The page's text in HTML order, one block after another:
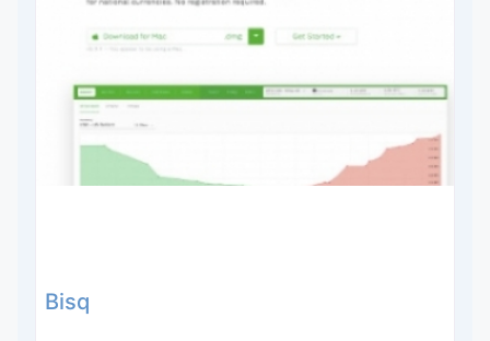
Bisq